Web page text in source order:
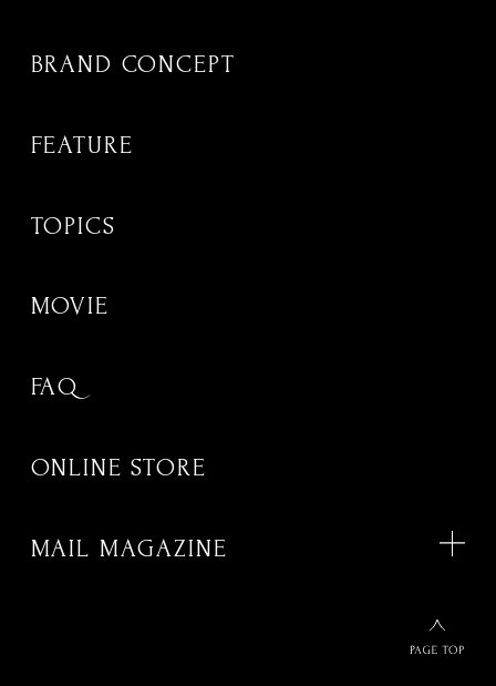
BRAND CONCEPT
FEATURE
TOPICS
MOVIE
FAQ
ONLINE STORE
MAIL MAGAZINE